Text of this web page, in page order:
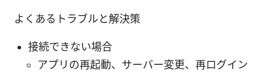
よくあるトラブルと解決策
接続できない場合
アプリの再起動、サーバー変更、再ログイン